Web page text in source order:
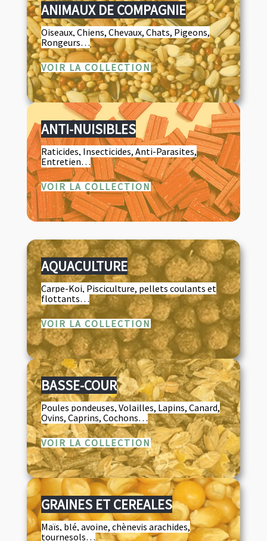
ANIMAUX DE COMPAGNIE
Oiseaux, Chiens, Chevaux, Chats, Pigeons,
Rongeurs…
VOIR LA COLLECTION
ANTI-NUISIBLES
Raticides, Insecticides, Anti-Parasites,
Entretien…
VOIR LA COLLECTION
AQUACULTURE
Carpe-Koi, Pisciculture, pellets coulants et
flottants…
VOIR LA COLLECTION
BASSE-COUR
Poules pondeuses, Volailles, Lapins, Canard,
Ovins, Caprins, Cochons…
VOIR LA COLLECTION
GRAINES ET CEREALES
Maïs, blé, avoine, chènevis arachides,
tournesols…